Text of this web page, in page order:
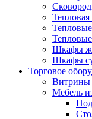
Шкафы
Шкафы
Торговое
Витрины
Мебель